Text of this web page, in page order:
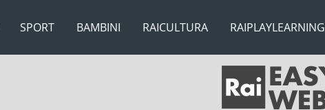
SPORT BAMBINI RAICULTURA RAIPLAYLEARNING